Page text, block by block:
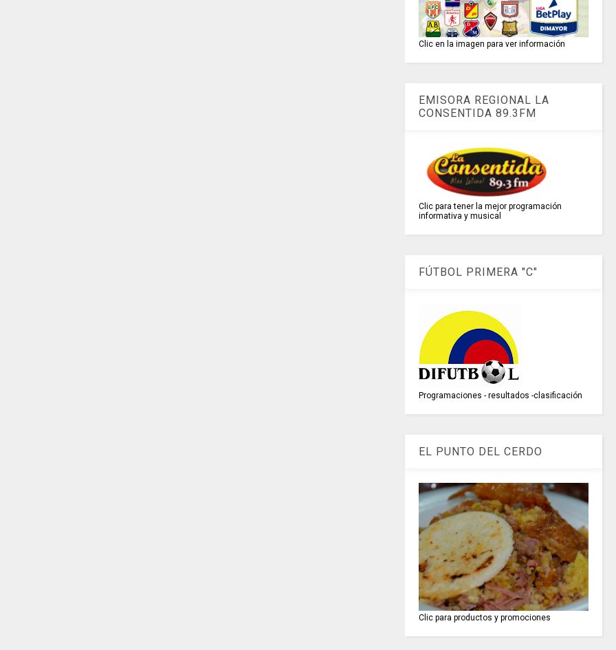
Clic en la imagen para ver información
EMISORA REGIONAL LA
CONSENTIDA 89.3FM
Clic para tener la mejor programación
informativa y musical
FÚTBOL PRIMERA "C"
Programaciones - resultados -clasificación
EL PUNTO DEL CERDO
Clic para productos y promociones